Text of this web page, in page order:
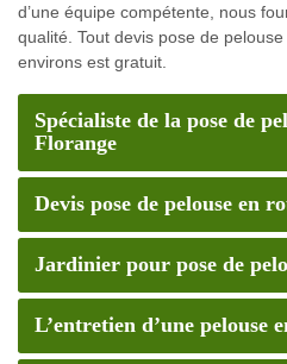
d’une équipe compétente, nous
qualité. Tout devis pose de
environs est gratuit.
Spécialiste de la pose de
Florange
Devis pose de pelouse en
Jardinier pour pose de
L’entretien d’une pelouse